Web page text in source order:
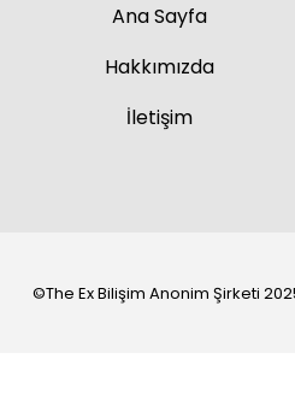
Ana Sayfa
Hakkımızda
İletişim
©The Ex Bilişim Anonim Şirketi